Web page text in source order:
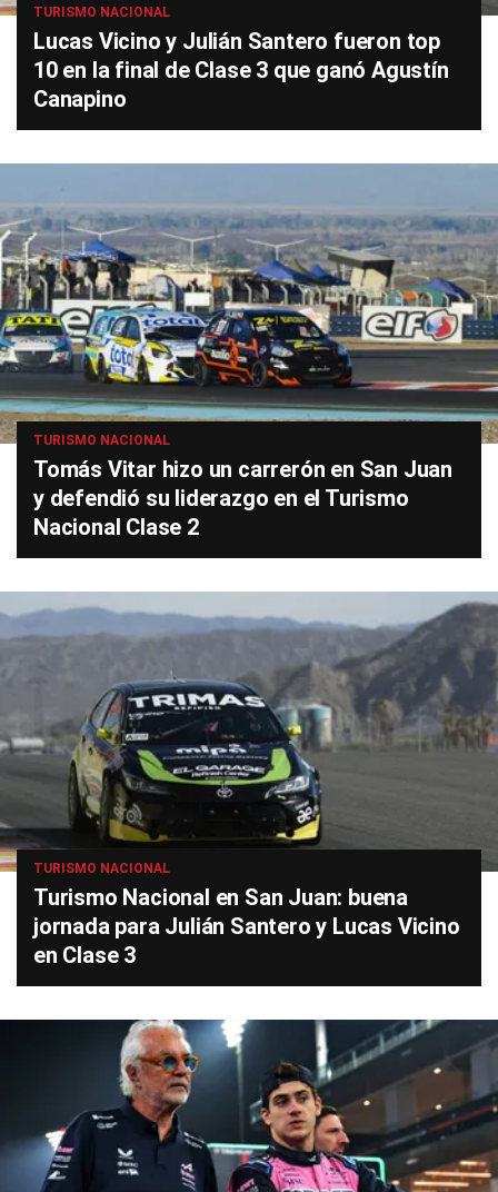
TURISMO NACIONAL
Lucas Vicino y Julián Santero fueron top
10 en la final de Clase 3 que ganó Agustín
Canapino
TURISMO NACIONAL
Tomás Vitar hizo un carrerón en San Juan
y defendió su liderazgo en el Turismo
Nacional Clase 2
TURISMO NACIONAL
Turismo Nacional en San Juan: buena
jornada para Julián Santero y Lucas Vicino
en Clase 3